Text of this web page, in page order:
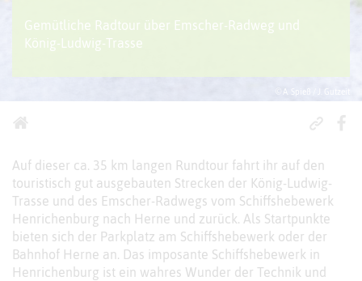
© A. Spieß / J. Gutzeit
Gemütliche Radtour über Emscher-Radweg und
König-Ludwig-Trasse
Auf dieser ca. 35 km langen Rundtour fahrt ihr auf den
touristisch gut ausgebauten Strecken der König-Ludwig-
Trasse und des Emscher-Radwegs vom Schiffshebewerk
Henrichenburg nach Herne und zurück. Als Startpunkte
bieten sich der Parkplatz am Schiffshebewerk oder der
Bahnhof Herne an. Das imposante Schiffshebewerk in
Henrichenburg ist ein wahres Wunder der Technik und